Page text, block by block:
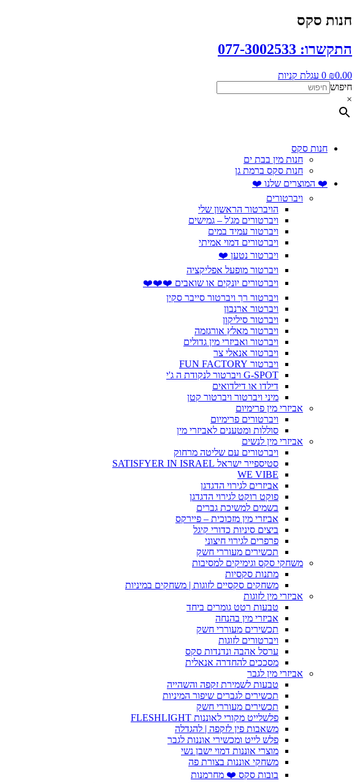
דלג
לתוכן
חנות סקס
התקשרו: 077-3002533
₪0.00
0 עגלת קניות
חיפוש
×
חנות סקס
חנות מין בבת ים
חנות סקס ברמת גן
❤️ המוצרים שלנו ❤️
ויברטורים
הויברטור הראשון שלי
ויברטורים מג'ל – גמישים
ויברטור עמיד במים
ויברטורים דמוי אמיתי
ויברטור נטען ❤️
ויברטור מופעל אפליקציה
ויברטורים יונקים או שואבים ❤️❤️❤️
ויברטור רך ויברטור סייבר סקין
ויברטור ארנבון
ויברטור סיליקון
ויברטור מאלץ אורגזמה
ויברטור ואביזרי מין גדולים
ויברטור אנאלי צר
ויברטור FUN FACTORY
G-SPOT ויברטור לנקודת ה ג'י
דילדו או דילדואים
מיני ויברטור ויברטור קטן
אביזרי מין פרימיום
ויברטורים פרימיום
סוללות ומטענים לאביזרי מין
אביזרי מין לנשים
ויברטורים עם שליטה מרחוק
סטיספייר ישראל SATISFYER IN ISRAEL
WE VIBE
אביזרים לגירוי הדגדגן
פוקט רוקט לגירוי הדגדגן
בשמים למשיכת גברים
אביזרי מין מזכוכית – פיירקס
ביצים סיניות כדורי קיגל
פרפרים לגירוי חיצוני
תכשירים מעוררי חשק
משחקי סקס וגימיקים למסיבות
מתנות סקסיות
משחקים סקסיים לזוגות | משחקים במיניות
אביזרי מין לזוגות
טבעות רטט גומרים ביחד
אביזרי מין בהנחה
תכשירים מעוררי חשק
ויברטורים לזוגות
ערסל אהבה ונדנדות סקס
מסככים להחדרה אנאלית
אביזרי מין לגבר
טבעות לשמירת זקפה והשהייה
תכשירים לגברים שיפור המיניות
תכשירים מעוררי חשק
פלשלייט מקורי לאוננות FLESHLIGHT
משאבות פין לזקפה | להגדלה
פלש לייט ומכשירי אוננות לגבר
מוצרי אוננות דמוי ישבן נשי
משחקי אוננות בצורת פה
בובות סקס ❤️ מחרמנות